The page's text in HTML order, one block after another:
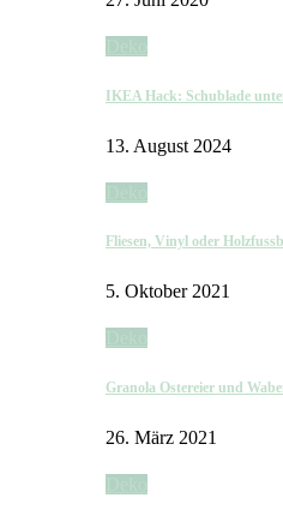
IKEA Hack: Schublade
13. August 2024
Fliesen, Vinyl oder
5. Oktober 2021
Granola Ostereier und
26. März 2021